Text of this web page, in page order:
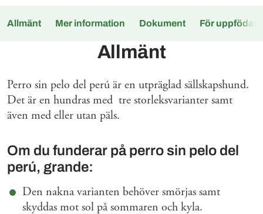
Allmänt Mer information Dokument För uppfödare
Allmänt
Perro sin pelo del perú är en utpräglad sällskapshund.
Det är en hundras med tre storleksvarianter samt
även med eller utan päls.
Om du funderar på perro sin pelo del
perú, grande:
Den nakna varianten behöver smörjas samt
skyddas mot sol på sommaren och kyla.